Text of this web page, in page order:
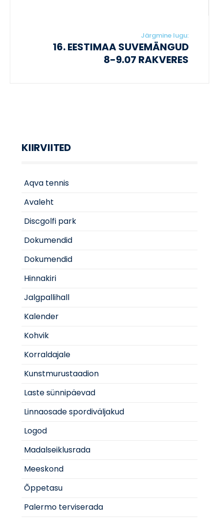
Järgmine lugu:
16. EESTIMAA SUVEMÄNGUD
8-9.07 RAKVERES
KIIRVIITED
Aqva tennis
Avaleht
Discgolfi park
Dokumendid
Dokumendid
Hinnakiri
Jalgpallihall
Kalender
Kohvik
Korraldajale
Kunstmurustaadion
Laste sünnipäevad
Linnaosade spordiväljakud
Logod
Madalseiklusrada
Meeskond
Õppetasu
Palermo terviserada